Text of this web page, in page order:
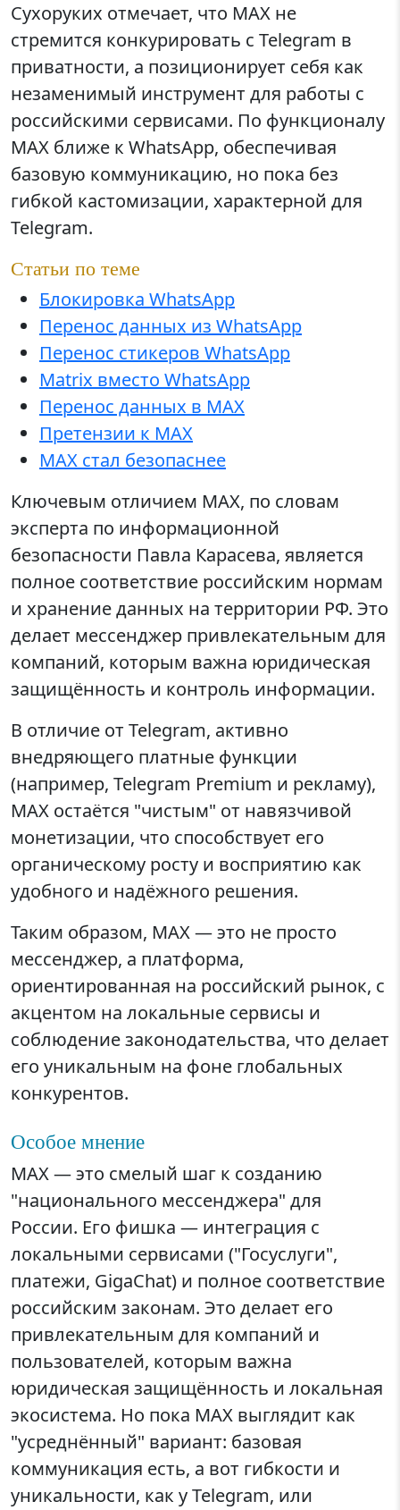
Сухоруких отмечает, что MAX не
стремится конкурировать с Telegram в
приватности, а позиционирует себя как
незаменимый инструмент для работы с
российскими сервисами. По функционалу
MAX ближе к WhatsApp, обеспечивая
базовую коммуникацию, но пока без
гибкой кастомизации, характерной для
Telegram.
Статьи по теме
Блокировка WhatsApp
Перенос данных из WhatsApp
Перенос стикеров WhatsApp
Matrix вместо WhatsApp
Перенос данных в MAX
Претензии к MAX
MAX стал безопаснее
Ключевым отличием MAX, по словам
эксперта по информационной
безопасности Павла Карасева, является
полное соответствие российским нормам
и хранение данных на территории РФ. Это
делает мессенджер привлекательным для
компаний, которым важна юридическая
защищённость и контроль информации.
В отличие от Telegram, активно
внедряющего платные функции
(например, Telegram Premium и рекламу),
MAX остаётся "чистым" от навязчивой
монетизации, что способствует его
органическому росту и восприятию как
удобного и надёжного решения.
Таким образом, MAX — это не просто
мессенджер, а платформа,
ориентированная на российский рынок, с
акцентом на локальные сервисы и
соблюдение законодательства, что делает
его уникальным на фоне глобальных
конкурентов.
Особое мнение
MAX — это смелый шаг к созданию
"национального мессенджера" для
России. Его фишка — интеграция с
локальными сервисами ("Госуслуги",
платежи, GigaChat) и полное соответствие
российским законам. Это делает его
привлекательным для компаний и
пользователей, которым важна
юридическая защищённость и локальная
экосистема. Но пока MAX выглядит как
"усреднённый" вариант: базовая
коммуникация есть, а вот гибкости и
уникальности, как у Telegram, или